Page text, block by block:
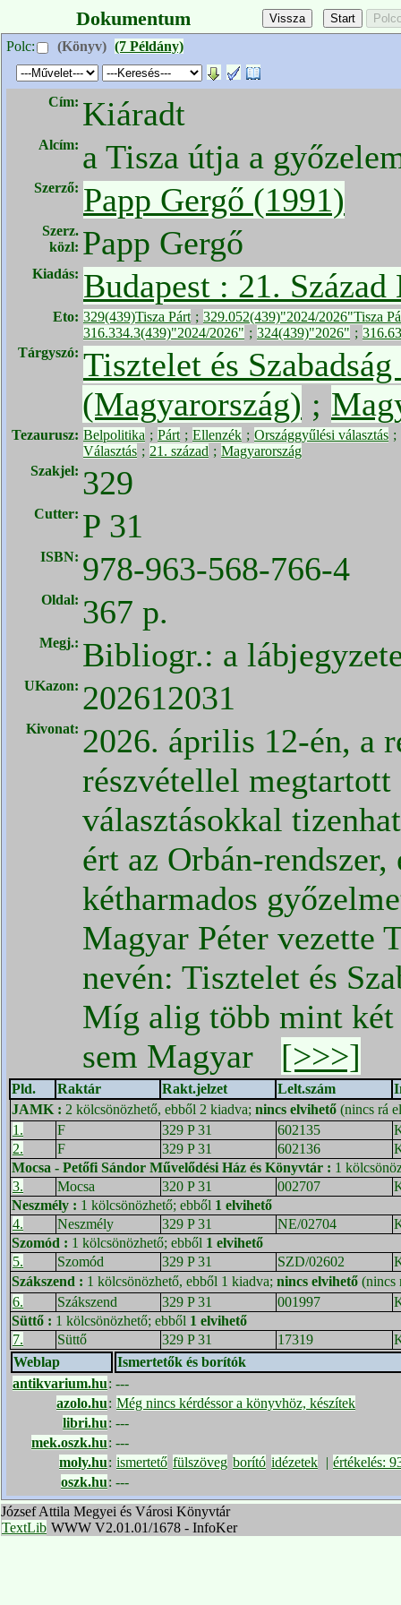
Dokumentum
Polc: (Könyv) (7 Példány)
Cím: Kiáradt
Alcím: a Tisza útja a
Szerző: Papp Gergő (1991)
Szerz.
közl: Papp Gergő
Kiadás: Budapest : 21.
Eto: 329(439)Tisza Párt ; 329.052(439)"2024/2026"Tisza
316.334.3(439)"2024/2026" ; 324(439)"2026" ;
Tárgyszó: Tisztelet és
(Magyarország) ;
Tezaurusz: Belpolitika ; Párt ; Ellenzék ; Országgyűlési választás ;
Választás ; 21. század ; Magyarország
Szakjel: 329
Cutter: P 31
ISBN: 978-963-568-766-4
Oldal: 367 p.
Megj.: Bibliogr.: a
UKazon: 202612031
Kivonat: 2026. április 12-én, a
részvétellel megtartott
választásokkal
ért az Orbán-rendszer,
kétharmados
Magyar Péter vezette
nevén: Tisztelet és
Míg alig több mint két
sem Magyar [>>>]
Pld. Raktár Rakt.jelzet Lelt.szám
JAMK : 2 kölcsönözhető, ebből 2 kiadva; nincs elvihető (nincs rá
1.
F 329 P 31 602135
2.
F 329 P 31 602136
Mocsa - Petőfi Sándor Művelődési Ház és Könyvtár : 1
3.
Mocsa 320 P 31 002707
Neszmély : 1 kölcsönözhető; ebből 1 elvihető
4.
Neszmély 329 P 31 NE/02704
Szomód : 1 kölcsönözhető; ebből 1 elvihető
5.
Szomód 329 P 31 SZD/02602
Szákszend : 1 kölcsönözhető, ebből 1 kiadva; nincs elvihető (nincs
6.
Szákszend 329 P 31 001997
Süttő : 1 kölcsönözhető; ebből 1 elvihető
7.
Süttő 329 P 31 17319
Weblap
Ismertetők és borítók
antikvarium.hu: ---
azolo.hu: Még nincs kérdéssor a könyvhöz, készítek
libri.hu: ---
mek.oszk.hu: ---
moly.hu: ismertető fülszöveg borító idézetek | értékelés:
oszk.hu: ---
József Attila Megyei és Városi Könyvtár
TextLib WWW V2.01.01/1678 - InfoKer